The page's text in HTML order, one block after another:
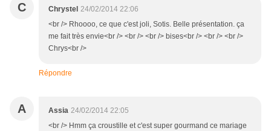
C Chrystel 24/02/2014 22:06
<br /> Rhoooo, ce que c'est joli, Sotis. Belle présentation. ça
me fait très envie<br /> <br /> <br /> bises<br /> <br /> <br />
Chrys<br />
Répondre
A Assia 24/02/2014 22:05
<br /> Hmm ça croustille et c'est super gourmand ce mariage